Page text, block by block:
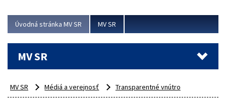
Úvodná stránka MV SR MV SR
MV SR
MV SR Médiá a verejnosť Transparentné vnútro